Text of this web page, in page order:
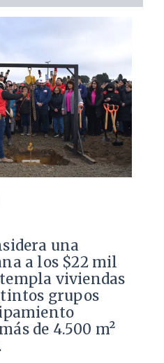
una
a los $22 mil
viviendas
grupos
de 4.500 m²